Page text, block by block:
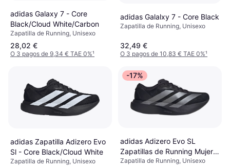
adidas Galaxy 7 - Core
Black/Cloud White/Carbon
Zapatilla de Running, Unisexo
28,02 €
O 3 pagos de 9,34 € TAE 0%¹
adidas Galalxy 7 - Core Black
Zapatilla de Running, Unisexo
32,49 €
O 3 pagos de 10,83 € TAE 0%¹
adidas Zapatilla Adizero Evo
Sl - Core Black/Cloud White
Zapatilla de Running, Unisexo
-17%
adidas Adizero Evo SL
Zapatillas de Running Mujer -
Negro
Zapatilla de Running, Unisexo